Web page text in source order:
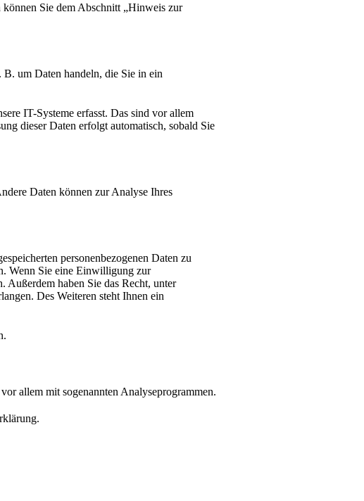
Sie dem Abschnitt „Hinweis zur
B. um Daten handeln, die Sie in ein
IT-Systeme erfasst. Das sind vor allem
dieser Daten erfolgt automatisch, sobald Sie
Daten können zur Analyse Ihres
personenbezogenen Daten zu
Wenn Sie eine Einwilligung zur
haben Sie das Recht, unter
Des Weiteren steht Ihnen ein
allem mit sogenannten Analyseprogrammen.